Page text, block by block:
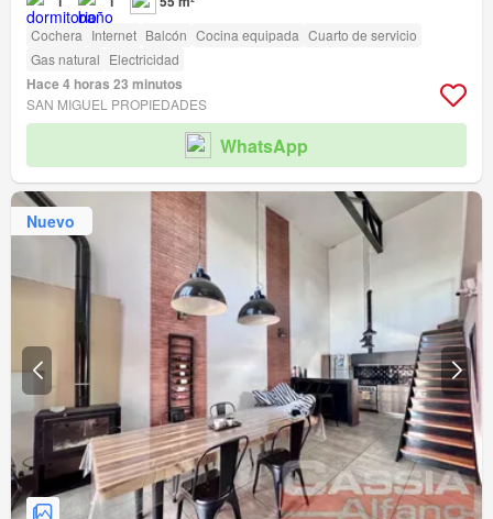
Cochera Internet Balcón Cocina equipada Cuarto de servicio
Gas natural Electricidad
Hace 4 horas 23 minutos
SAN MIGUEL PROPIEDADES
WhatsApp
Nuevo